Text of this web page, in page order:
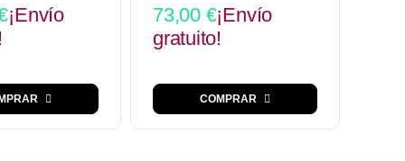
¡Envío
73,00 €¡Envío
gratuito!
COMPRAR